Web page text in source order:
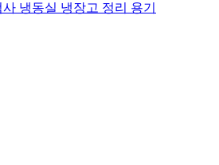
냉동실 냉장고 정리 용기